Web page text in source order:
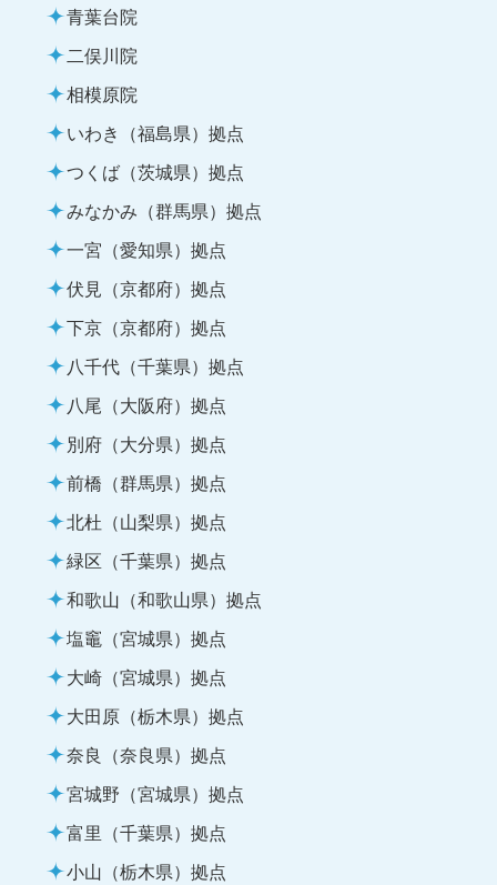
青葉台院
二俣川院
相模原院
いわき（福島県）拠点
つくば（茨城県）拠点
みなかみ（群馬県）拠点
一宮（愛知県）拠点
伏見（京都府）拠点
下京（京都府）拠点
八千代（千葉県）拠点
八尾（大阪府）拠点
別府（大分県）拠点
前橋（群馬県）拠点
北杜（山梨県）拠点
緑区（千葉県）拠点
和歌山（和歌山県）拠点
塩竈（宮城県）拠点
大崎（宮城県）拠点
大田原（栃木県）拠点
奈良（奈良県）拠点
宮城野（宮城県）拠点
富里（千葉県）拠点
小山（栃木県）拠点